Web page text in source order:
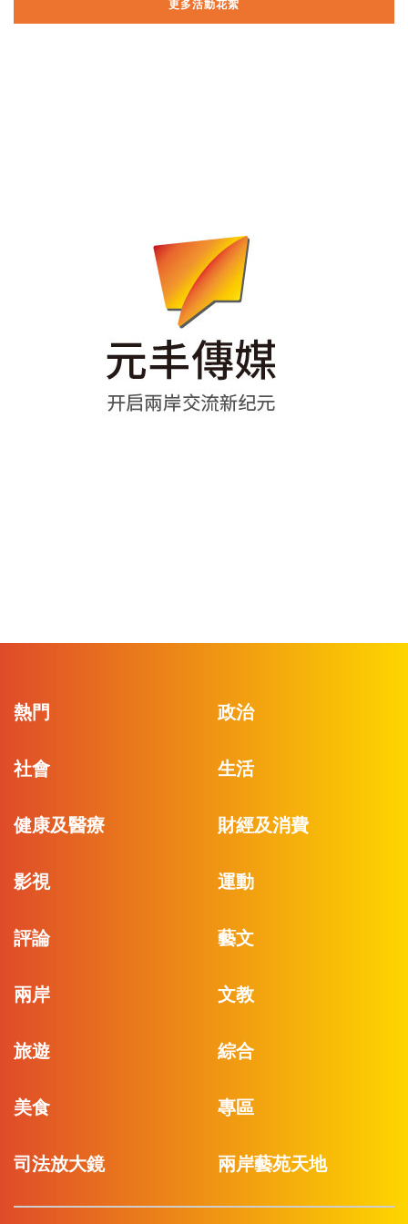
更多活動花絮
熱門 政治
社會 生活
健康及醫療 財經及消費
影視 運動
評論 藝文
兩岸 文教
旅遊 綜合
美食 專區
司法放大鏡 兩岸藝苑天地